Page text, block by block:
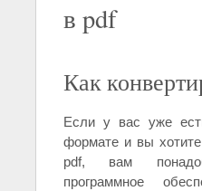
в pdf
Как
Если у вас уже
формате и вы хотите
pdf, вам
программное